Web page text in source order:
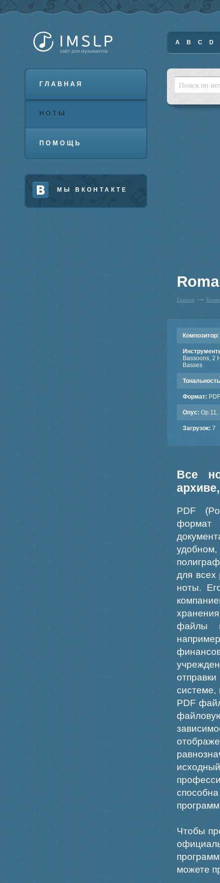
ГЛАВНАЯ
НОТЫ
ПОМОЩЬ
МЫ ВКОНТАКТЕ
A B C D
Главная
Композитор:
Bassoons, 2
Basses
Формат: PDF
Опус: Op.11,
Загрузок: 7
Все
PDF
формат
для всех
ноты.
файлы
системе,
PDF
Чтобы
можете